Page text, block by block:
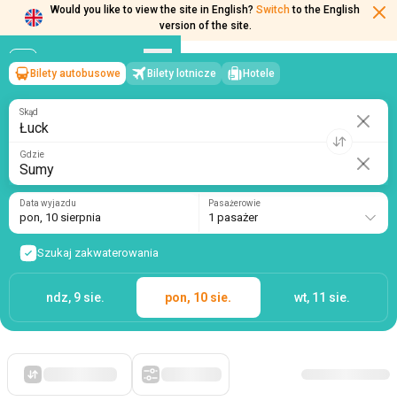
Would you like to view the site in English? Switch to the English
version of the site.
Łuck→Sumy
pon, 10 sierpnia/1 pasażer
Bilety autobusowe Bilety lotnicze Hotele
Skąd
Gdzie
Data wyjazdu
pon, 10 sierpnia
Pasażerowie
1 pasażer
Szukaj zakwaterowania
ndz, 9 sie. pon, 10 sie. wt, 11 sie.
Po pierwsze, tanie